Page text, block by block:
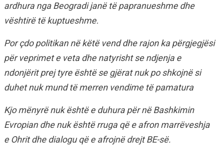
ardhura nga Beogradi janë të papranueshme dhe
vështirë të kuptueshme.
Por çdo politikan në këtë vend dhe rajon ka përgjegjësi
për veprimet e veta dhe natyrisht se ndjenja e
ndonjërit prej tyre është se gjërat nuk po shkojnë si
duhet nuk mund të merren vendime të pamatura
Kjo mënyrë nuk është e duhura për në Bashkimin
Evropian dhe nuk është rruga që e afron marrëveshja
e Ohrit dhe dialogu që e afrojnë drejt BE-së.